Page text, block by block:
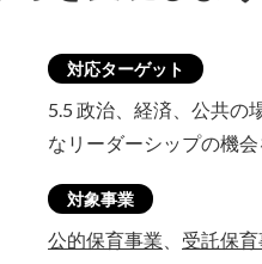
対応ターゲット
5.5 政治、経済、公共の
なリーダーシップの機会
対象事業
公的保育事業 受託保